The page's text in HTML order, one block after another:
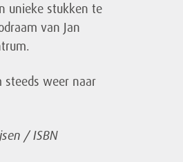
unieke stukken te
van Jan
steeds weer naar
/ ISBN